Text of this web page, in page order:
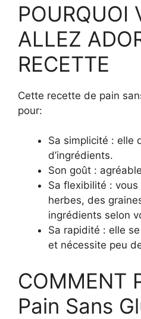
POURQUOI
ALLEZ
RECETTE
Cette recette de pain
pour:
Sa simplicité : elle
d’ingrédients.
Son goût :
Sa flexibilité :
herbes, des
ingrédients selon
Sa rapidité : elle
et nécessite peu
COMMENT
Pain Sans